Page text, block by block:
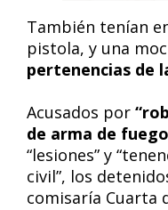
También tenían
pistola, y una
pertenencias de
Acusados por
de arma de
“lesiones” y
civil”, los
comisaría Cuarta